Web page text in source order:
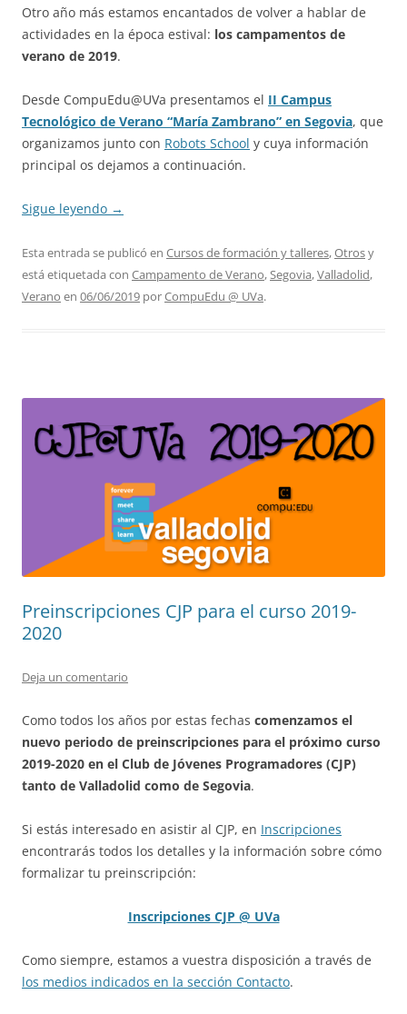
Otro año más estamos encantados de volver a hablar de
actividades en la época estival: los campamentos de
verano de 2019.
Desde CompuEdu@UVa presentamos el II Campus
Tecnológico de Verano “María Zambrano” en Segovia, que
organizamos junto con Robots School y cuya información
principal os dejamos a continuación.
Sigue leyendo →
Esta entrada se publicó en Cursos de formación y talleres,Otrosy
está etiquetada con Campamento de Verano,Segovia,Valladolid,
Verano en 06/06/2019 porCompuEdu @ UVa.
Preinscripciones CJP para el curso 2019-
2020
Deja un comentario
Como todos los años por estas fechas comenzamos el
nuevo periodo de preinscripciones para el próximo curso
2019-2020 en el Club de Jóvenes Programadores (CJP)
tanto de Valladolid como de Segovia.
Si estás interesado en asistir al CJP, en Inscripciones
encontrarás todos los detalles y la información sobre cómo
formalizar tu preinscripción:
Inscripciones CJP @ UVa
Como siempre, estamos a vuestra disposición a través de
los medios indicados en la sección Contacto.